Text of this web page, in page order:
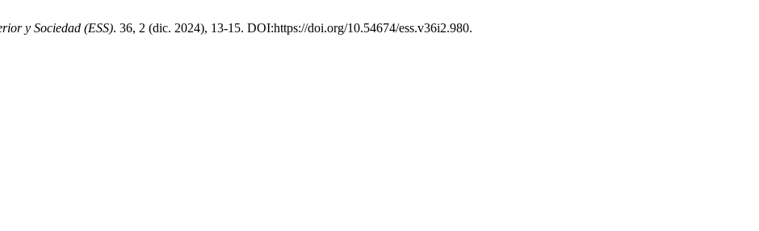
y Sociedad (ESS). 36, 2 (dic. 2024), 13-15. DOI:https://doi.org/10.54674/ess.v36i2.980.